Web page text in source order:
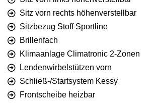
Sitz vorn rechts höhenverstellbar
Sitzbezug Stoff Sportline
Brillenfach
Klimaanlage Climatronic 2-Zonen
Lendenwirbelstützen vorn
Schließ-/Startsystem Kessy
Frontscheibe heizbar